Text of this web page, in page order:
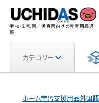
学校・幼稚園／保育園向けの教育用品通
販
カテゴリー
ホーム学習支援用品外国語